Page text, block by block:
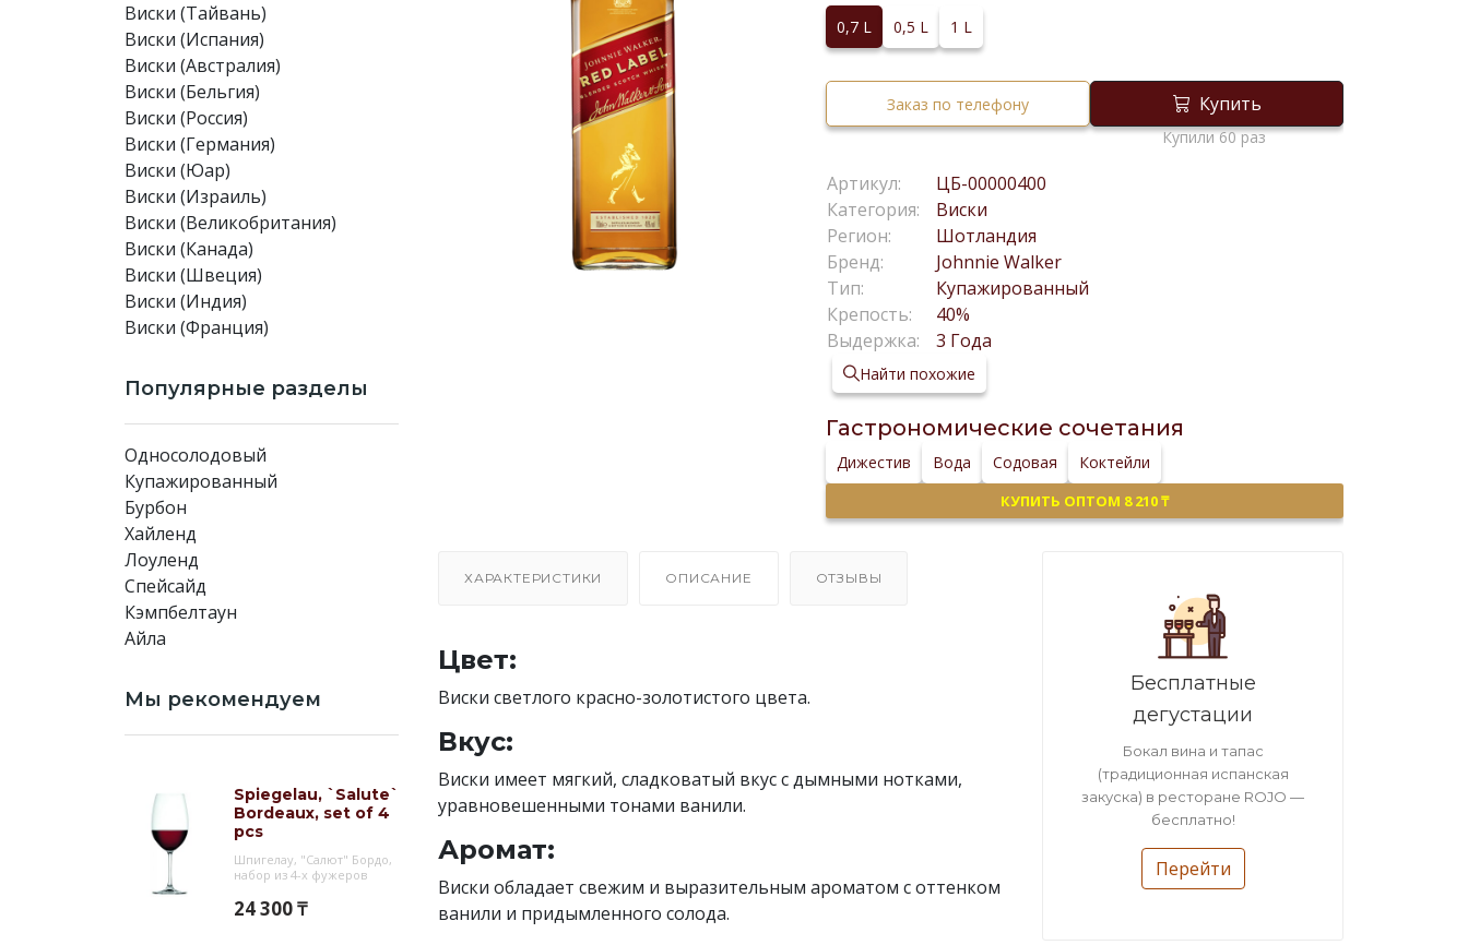
Виски (Тайвань)
Виски (Испания)
Виски (Австралия)
Виски (Бельгия)
Виски (Россия)
Виски (Германия)
Виски (Юар)
Виски (Израиль)
Виски (Великобритания)
Виски (Канада)
Виски (Швеция)
Виски (Индия)
Виски (Франция)
Популярные разделы
Односолодовый
Купажированный
Бурбон
Хайленд
Лоуленд
Спейсайд
Кэмпбелтаун
Айла
Мы рекомендуем
Spiegelau, `Salute`
Bordeaux, set of 4
pcs
Шпигелау, "Салют" Бордо,
набор из 4-х фужеров
24 300 ₸
0,7 L 0,5 L 1 L
Заказ по телефону Купить
Купили 60 раз
Артикул:
ЦБ-00000400
Категория:
Виски
Регион:
Шотландия
Бренд:
Johnnie Walker
Тип:
Купажированный
Крепость:
40%
Выдержка:
3 Года
Найти похожие
Гастрономические сочетания
Дижестив Вода Содовая Коктейли
КУПИТЬ ОПТОМ 8 210 ₸
ХАРАКТЕРИСТИКИ ОПИСАНИЕ ОТЗЫВЫ
Цвет:
Виски светлого красно-золотистого цвета.
Вкус:
Виски имеет мягкий, сладковатый вкус с дымными нотками,
уравновешенными тонами ванили.
Аромат:
Виски обладает свежим и выразительным ароматом с оттенком
ванили и придымленного солода.
Бесплатные
дегустации
Бокал вина и тапас
(традиционная испанская
закуска) в ресторане ROJO —
бесплатно!
Перейти